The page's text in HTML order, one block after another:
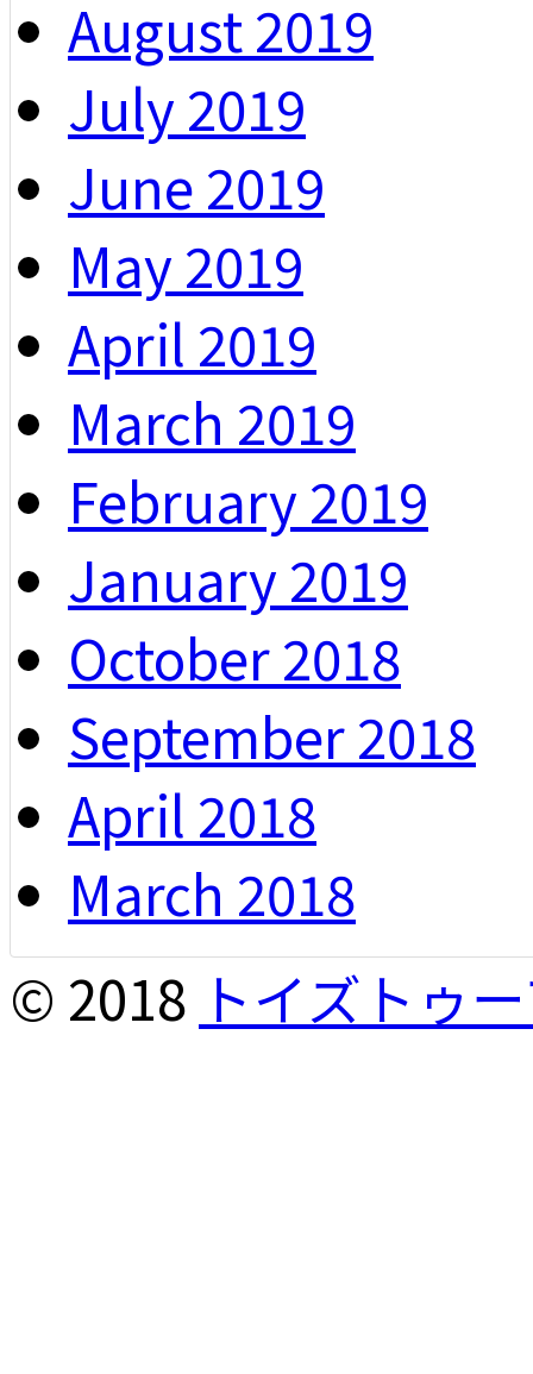
August 2019
July 2019
June 2019
May 2019
April 2019
March 2019
February 2019
January 2019
October 2018
September 2018
April 2018
March 2018
© 2018 トイズトゥ